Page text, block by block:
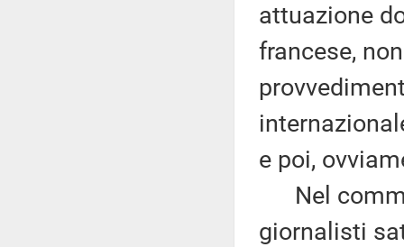
attuazione
francese,
e poi,
Nel
giornalisti